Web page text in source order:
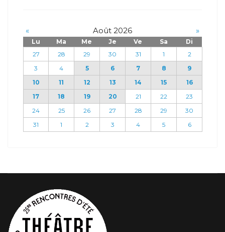
« Août 2026 »
Lu Ma Me Je Ve Sa
Di
27
28 29 30 31 1
2
3
4 5 6 7 8
9
10
11 12 13 14 15
16
17
18 19 20 21 22
23
24
25 26 27 28 29
30
31
1 2 3 4 5 6